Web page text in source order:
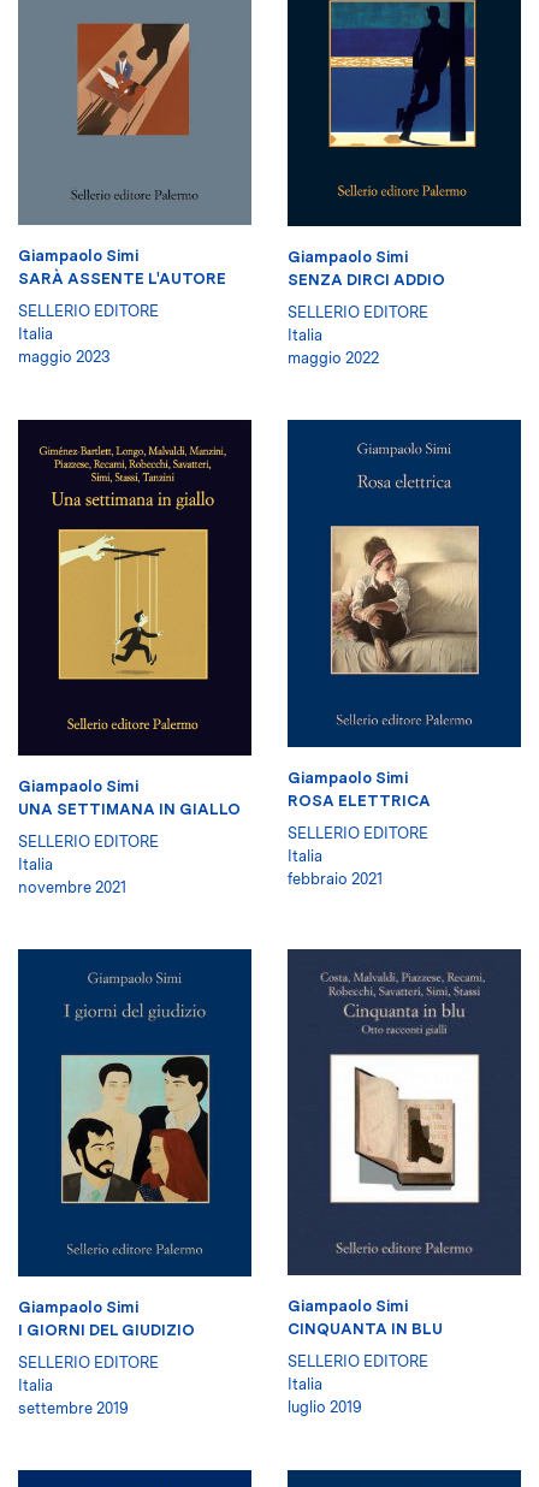
Giampaolo Simi
SARÀ ASSENTE L'AUTORE
SELLERIO EDITORE
Italia
maggio 2023
Giampaolo Simi
SENZA DIRCI ADDIO
SELLERIO EDITORE
Italia
maggio 2022
Giampaolo Simi
UNA SETTIMANA IN GIALLO
SELLERIO EDITORE
Italia
novembre 2021
Giampaolo Simi
ROSA ELETTRICA
SELLERIO EDITORE
Italia
febbraio 2021
Giampaolo Simi
I GIORNI DEL GIUDIZIO
SELLERIO EDITORE
Italia
settembre 2019
Giampaolo Simi
CINQUANTA IN BLU
SELLERIO EDITORE
Italia
luglio 2019